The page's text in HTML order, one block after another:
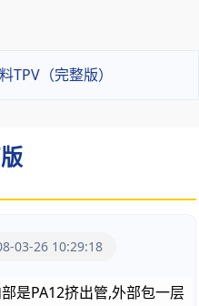
TPV（完整版）
03-26 10:29:18
是PA12挤出管,外部包一层